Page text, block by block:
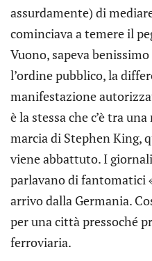
assurdamente) di
cominciava a temere il
Vuono, sapeva
l’ordine pubblico, la
manifestazione
è la stessa che c’è tra
marcia di Stephen King,
viene abbattuto. I
parlavano di fantomatici
arrivo dalla Germania.
per una città pressoché
ferroviaria.